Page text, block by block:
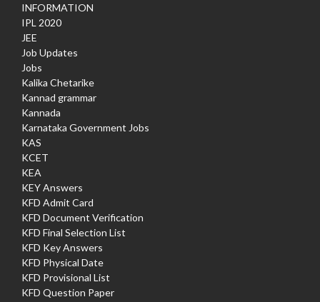
INFORMATION
IPL 2020
JEE
Job Updates
Jobs
Kalika Chetarike
Kannad grammar
Kannada
Karnataka Government Jobs
KAS
KCET
KEA
KEY Answers
KFD Admit Card
KFD Document Verification
KFD Final Selection List
KFD Key Answers
KFD Physical Date
KFD Provisional List
KFD Question Paper